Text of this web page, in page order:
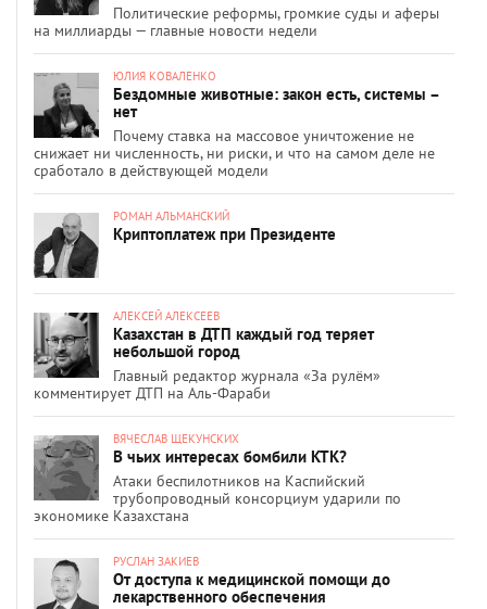
Политические реформы, громкие суды и аферы
на миллиарды — главные новости недели
ЮЛИЯ КОВАЛЕНКО
Бездомные животные: закон есть, системы –
нет
Почему ставка на массовое уничтожение не
снижает ни численность, ни риски, и что на самом деле не
сработало в действующей модели
РОМАН АЛЬМАНСКИЙ
Криптоплатеж при Президенте
АЛЕКСЕЙ АЛЕКСЕЕВ
Казахстан в ДТП каждый год теряет
небольшой город
Главный редактор журнала «За рулём»
комментирует ДТП на Аль-Фараби
ВЯЧЕСЛАВ ЩЕКУНСКИХ
В чьих интересах бомбили КТК?
Атаки беспилотников на Каспийский
трубопроводный консорциум ударили по
экономике Казахстана
РУСЛАН ЗАКИЕВ
От доступа к медицинской помощи до
лекарственного обеспечения